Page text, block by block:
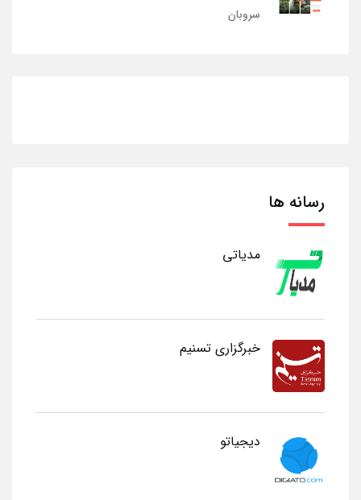
سروبان
رسانه ها
مدیاتی
خبرگزاری تسنیم
دیجیاتو